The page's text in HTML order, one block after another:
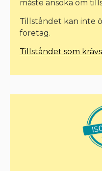
måste ansöka om
Tillståndet kan inte
företag.
Tillståndet som